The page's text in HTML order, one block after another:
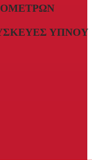
ΎΠΝΟΥ